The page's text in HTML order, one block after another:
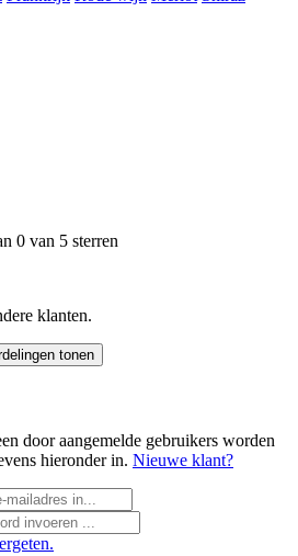
0 van 5 sterren
klanten.
tonen
door aangemelde gebruikers worden
hieronder in. Nieuwe klant?